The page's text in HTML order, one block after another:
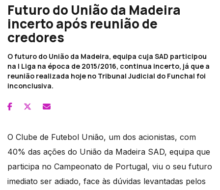
Futuro do União da Madeira
incerto após reunião de
credores
O futuro do União da Madeira, equipa cuja SAD participou
na I Liga na época de 2015/2016, continua incerto, já que a
reunião realizada hoje no Tribunal Judicial do Funchal foi
inconclusiva.
O Clube de Futebol União, um dos acionistas, com
40% das ações do União da Madeira SAD, equipa que
participa no Campeonato de Portugal, viu o seu futuro
imediato ser adiado, face às dúvidas levantadas pelos